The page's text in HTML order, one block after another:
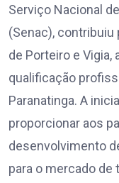
Serviço Nacional
(Senac), contribuiu
de Porteiro e
qualificação
Paranatinga. A
proporcionar aos
desenvolvimento
para o mercado de